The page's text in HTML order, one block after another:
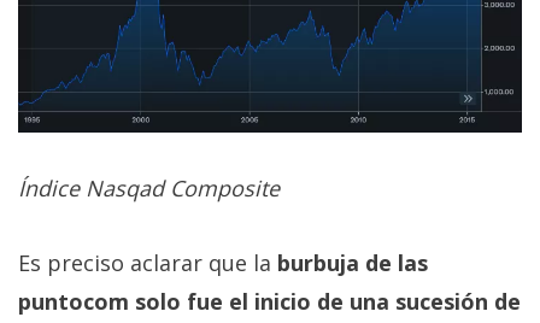
Índice Nasqad Composite
Es preciso aclarar que la burbuja de las
puntocom solo fue el inicio de una sucesión de